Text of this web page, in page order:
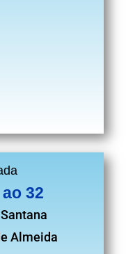
32
Almeida